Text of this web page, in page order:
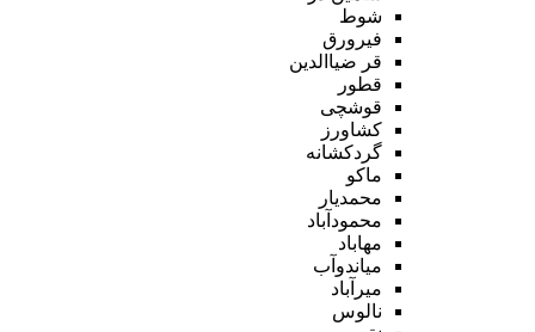
شوط
فیرورق
قر ضیاالدین
قطور
قوشچی
کشاورز
گردکشانه
ماکو
محمدیار
محمودآباد
مهاباد
میاندوآب
میرآباد
نالوس